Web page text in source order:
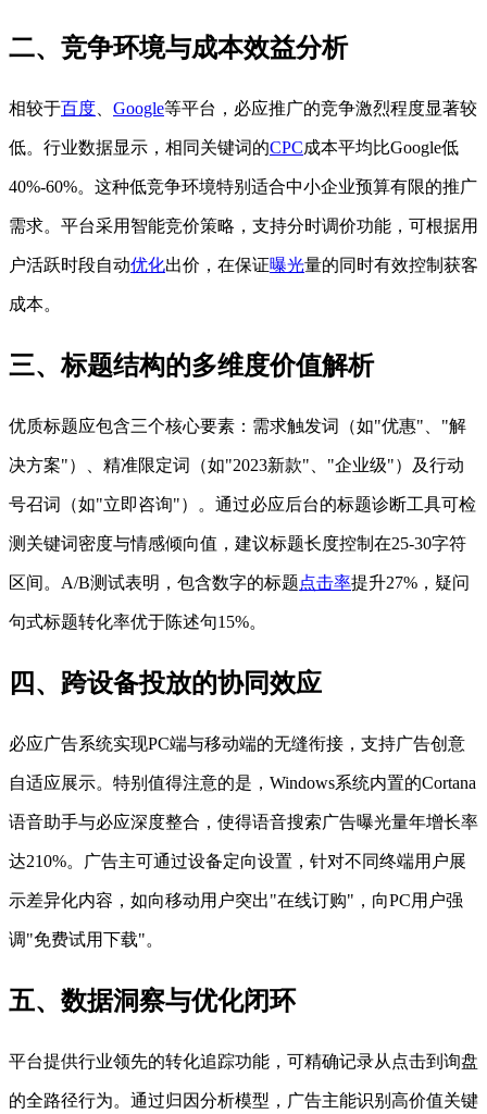
二、竞争环境与成本效益分析
相较于百度 Google等平台，必应推广的竞争激烈程度显著较
低。行业数据显示，相同关键词的CPC成本平均比Google低
40%-60%。这种低竞争环境特别适合中小企业预算有限的推广
需求。平台采用智能竞价策略，支持分时调价功能，可根据用
户活跃时段自动优化出价，在保证曝光量的同时有效控制获客
成本。
三、标题结构的多维度价值解析
优质标题应包含三个核心要素：需求触发词（如"优惠"、"解
决方案"）、精准限定词（如"2023新款"、"企业级"）及行动
号召词（如"立即咨询"）。通过必应后台的标题诊断工具可检
测关键词密度与情感倾向值，建议标题长度控制在25-30字符
区间。A/B测试表明，包含数字的标题点击率提升27%，疑问
句式标题转化率优于陈述句15%。
四、跨设备投放的协同效应
必应广告系统实现PC端与移动端的无缝衔接，支持广告创意
自适应展示。特别值得注意的是，Windows系统内置的Cortana
语音助手与必应深度整合，使得语音搜索广告曝光量年增长率
达210%。广告主可通过设备定向设置，针对不同终端用户展
示差异化内容，如向移动用户突出"在线订购"，向PC用户强
调"免费试用下载"。
五、数据洞察与优化闭环
平台提供行业领先的转化追踪功能，可精确记录从点击到询盘
的全路径行为。通过归因分析模型，广告主能识别高价值关键